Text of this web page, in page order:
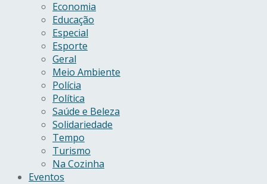
Economia
Educação
Especial
Esporte
Geral
Meio Ambiente
Polícia
Política
Saúde e Beleza
Solidariedade
Tempo
Turismo
Na Cozinha
Eventos